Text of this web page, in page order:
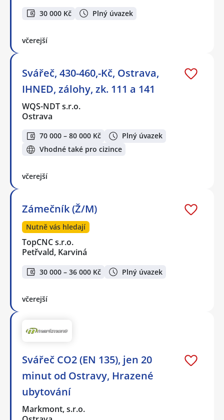
30 000 Kč Plný úvazek
včerejší
Svářeč, 430-460,-Kč, Ostrava,
IHNED, zálohy, zk. 111 a 141
WQS-NDT s.r.o.
Ostrava
70 000 – 80 000 Kč
Plný úvazek
Vhodné také pro cizince
včerejší
Zámečník (Ž/M)
Nutně vás hledají
TopCNC s.r.o.
Petřvald, Karviná
30 000 – 36 000 Kč Plný úvazek
včerejší
Svářeč CO2 (EN 135), jen 20
minut od Ostravy, Hrazené
ubytování
Markmont, s.r.o.